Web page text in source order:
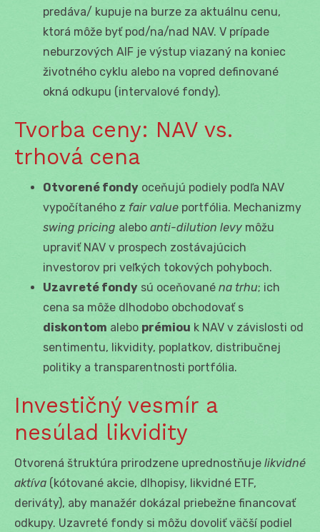
predáva/ kupuje na burze za aktuálnu cenu,
ktorá môže byť pod/na/nad NAV. V prípade
neburzových AIF je výstup viazaný na koniec
životného cyklu alebo na vopred definované
okná odkupu (intervalové fondy).
Tvorba ceny: NAV vs.
trhová cena
Otvorené fondy oceňujú podiely podľa NAV
vypočítaného z fair value portfólia. Mechanizmy
swing pricing alebo anti-dilution levy môžu
upraviť NAV v prospech zostávajúcich
investorov pri veľkých tokových pohyboch.
Uzavreté fondy sú oceňované na trhu; ich
cena sa môže dlhodobo obchodovať s
diskontom alebo prémiou k NAV v závislosti od
sentimentu, likvidity, poplatkov, distribučnej
politiky a transparentnosti portfólia.
Investičný vesmír a
nesúlad likvidity
Otvorená štruktúra prirodzene uprednostňuje likvidné
aktíva (kótované akcie, dlhopisy, likvidné ETF,
deriváty), aby manažér dokázal priebežne financovať
odkupy. Uzavreté fondy si môžu dovoliť väčší podiel